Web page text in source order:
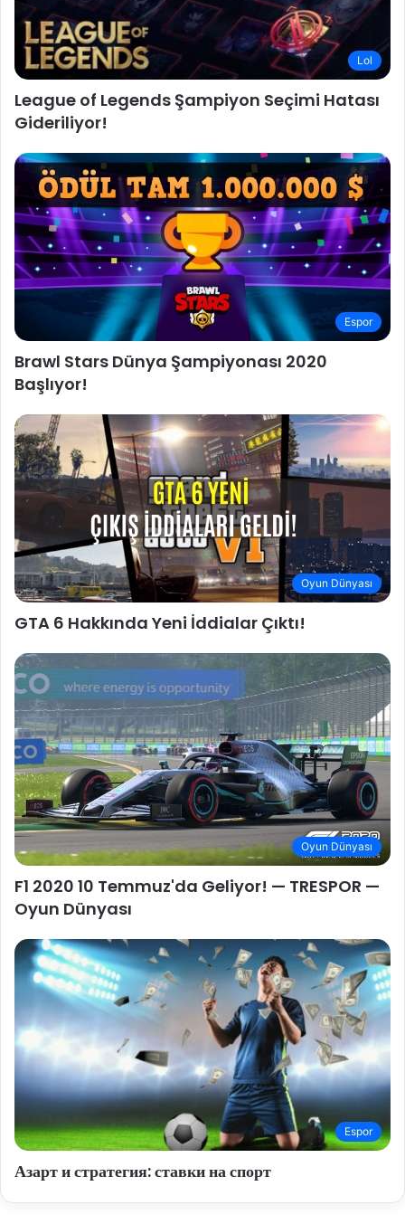
Lol
League of Legends Şampiyon Seçimi Hatası
Gideriliyor!
Espor
Brawl Stars Dünya Şampiyonası 2020
Başlıyor!
Oyun Dünyası
GTA 6 Hakkında Yeni İddialar Çıktı!
Oyun Dünyası
F1 2020 10 Temmuz'da Geliyor! — TRESPOR —
Oyun Dünyası
Espor
Азарт и стратегия: ставки на спорт